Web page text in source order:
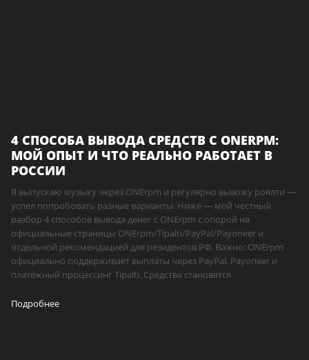
4 СПОСОБА ВЫВОДА СРЕДСТВ С ONERPM:
МОЙ ОПЫТ И ЧТО РЕАЛЬНО РАБОТАЕТ В
РОССИИ
Я выпускаю музыку через ONErpm и регулярно вывожу роялти —
успел попробовать разные варианты. Ниже — мой честный
разбор 4 способов вывода денег с ONErpm с опорой на
официальные страницы ONErpm/Tipalti/PayPal/Payoneer и
отдельной рекомендацией для резидентов РФ. Важно: ONErpm
официально поддерживает выплаты через PayPal, Payoneer и
платёжный процессинг Tipalti. Средства становятся
Подробнее